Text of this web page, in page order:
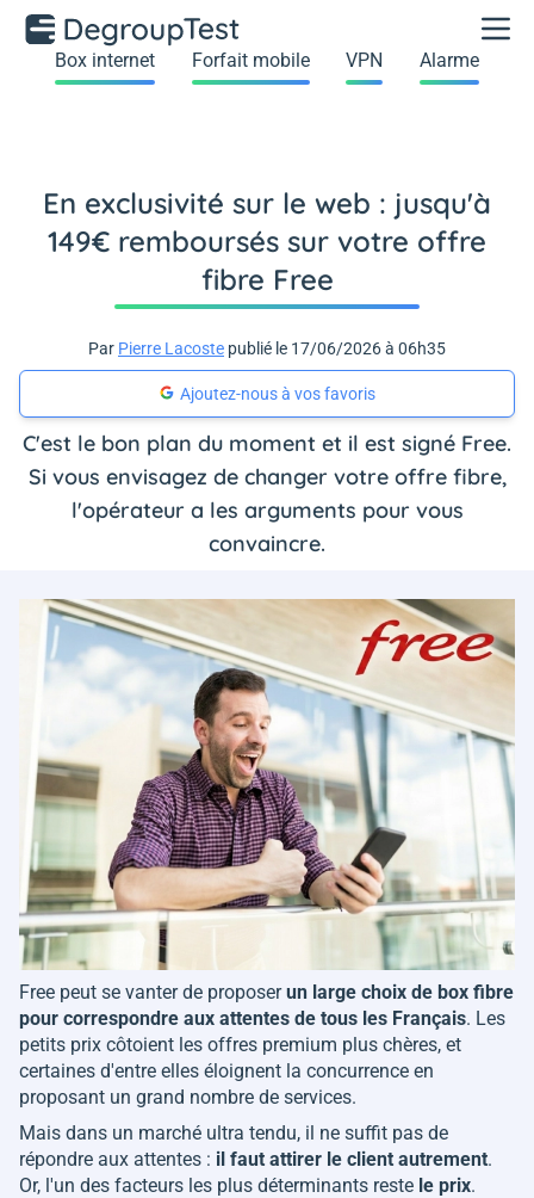
Box internet Forfait mobile VPN Alarme
En exclusivité sur le web : jusqu'à
149€ remboursés sur votre offre
fibre Free
Par Pierre Lacoste publié le 17/06/2026 à 06h35
Ajoutez-nous à vos favoris
C'est le bon plan du moment et il est signé Free.
Si vous envisagez de changer votre offre fibre,
l'opérateur a les arguments pour vous
convaincre.
Free peut se vanter de proposerun large choix de box fibre
pour correspondre aux attentes de tous les Français. Les
petits prix côtoient les offres premium plus chères, et
certaines d'entre elles éloignent la concurrence en
proposant un grand nombre de services.
Mais dans un marché ultra tendu, il ne suffit pas de
répondre aux attentes : il faut attirer le client autrement.
Or, l'un des facteurs les plus déterminants reste le prix.